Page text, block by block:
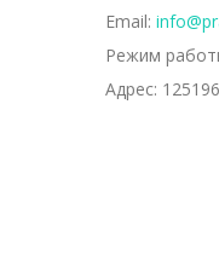
Email:
Режим
Адрес: